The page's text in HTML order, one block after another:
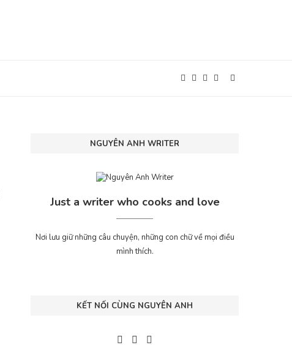
NGUYÊN ANH WRITER
Just a writer who cooks and love
Nơi lưu giữ những câu chuyện, những con chữ về mọi điều
mình thích.
KẾT NỐI CÙNG NGUYÊN ANH